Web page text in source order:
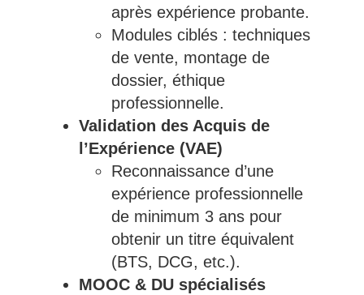
après expérience probante.
Modules ciblés : techniques
de vente, montage de
dossier, éthique
professionnelle.
Validation des Acquis de
l’Expérience (VAE)
Reconnaissance d’une
expérience professionnelle
de minimum 3 ans pour
obtenir un titre équivalent
(BTS, DCG, etc.).
MOOC & DU spécialisés